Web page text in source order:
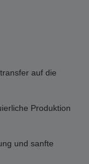
auf die
Produktion
und sanfte